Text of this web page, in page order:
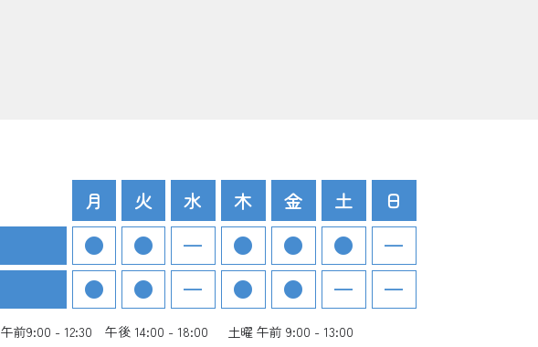
月 火 水 木 金 土
日
午前9:00 - 12:30 午後 14:00 - 18:00
土曜 午前 9:00 - 13:00